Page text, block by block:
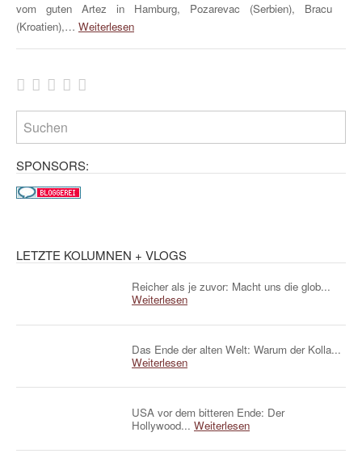
vom guten Artez in Hamburg, Pozarevac (Serbien), Bracu
(Kroatien),… Weiterlesen
SPONSORS:
LETZTE KOLUMNEN + VLOGS
Reicher als je zuvor: Macht uns die glob...
Weiterlesen
Das Ende der alten Welt: Warum der Kolla...
Weiterlesen
USA vor dem bitteren Ende: Der
Hollywood... Weiterlesen